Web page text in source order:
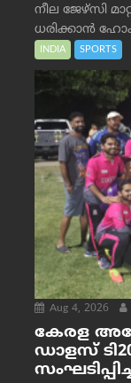
നീല ജേഴ്‌സി
ധരിക്കാൻ
INDIA SPORTS
Aug 4, 2026
കേരള
ഡാളസ്